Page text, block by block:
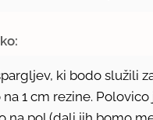
ki bodo služili
1 cm rezine. Polovico